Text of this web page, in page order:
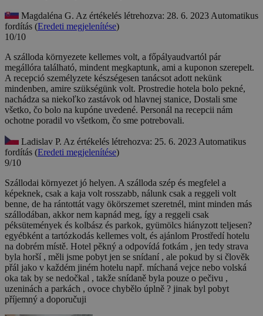
Magdaléna G. Az értékelés létrehozva: 28. 6. 2023 Automatikus
fordítás (Eredeti megjelenítése)
10/10
A szálloda környezete kellemes volt, a főpályaudvartól pár
megállóra található, mindent megkaptunk, ami a kuponon szerepelt.
A recepció személyzete készségesen tanácsot adott nekünk
mindenben, amire szükségünk volt. Prostredie hotela bolo pekné,
nachádza sa niekoľko zastávok od hlavnej stanice, Dostali sme
všetko, čo bolo na kupóne uvedené. Personál na recepcii nám
ochotne poradil vo všetkom, čo sme potrebovali.
Ladislav P. Az értékelés létrehozva: 25. 6. 2023 Automatikus
fordítás (Eredeti megjelenítése)
9/10
Szállodai környezet jó helyen. A szálloda szép és megfelel a
képeknek, csak a kaja volt rosszabb, nálunk csak a reggeli volt
benne, de ha rántottát vagy ökörszemet szeretnél, mint minden más
szállodában, akkor nem kapnád meg, így a reggeli csak
péksütemények és kolbász és parkok, gyümölcs hiányzott teljesen?
egyébként a tartózkodás kellemes volt, és ajánlom Prostředí hotelu
na dobrém místě. Hotel pěkný a odpovídá fotkám , jen tedy strava
byla horší , měli jsme pobyt jen se snídaní , ale pokud by si člověk
přál jako v každém jiném hotelu např. míchaná vejce nebo volská
oka tak by se nedočkal , takže snídaně byla pouze o pečivu ,
uzeninách a parkách , ovoce chybělo úplně ? jinak byl pobyt
příjemný a doporučuji